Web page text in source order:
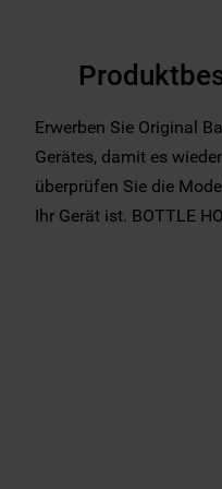
Erwerben Sie Original
Gerätes, damit es
überprüfen Sie die
Ihr Gerät ist. BOTTLE